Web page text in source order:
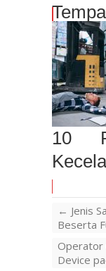
10
← Jenis
Beserta
Operator
Device